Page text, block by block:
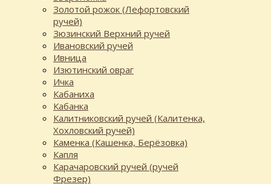
Золотой рожок (Лефортовский
ручей)
Зюзинский Верхний ручей
Ивановский ручей
Ивница
Изютинский овраг
Ичка
Кабаниха
Кабанка
Калитниковский ручей (Калитенка,
Хохловский ручей)
Каменка (Кашенка, Берёзовка)
Капля
Карачаровский ручей (ручей
Фрезер)